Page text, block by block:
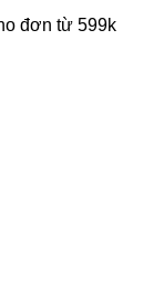
đơn từ 599k